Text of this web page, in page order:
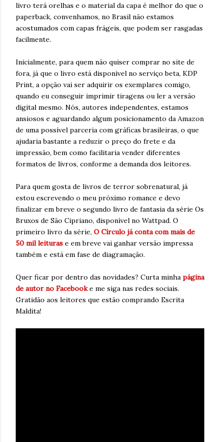
livro terá orelhas e o material da capa é melhor do que o
paperback, convenhamos, no Brasil não estamos
acostumados com capas frágeis, que podem ser rasgadas
facilmente.
Inicialmente, para quem não quiser comprar no site de
fora, já que o livro está disponível no serviço beta, KDP
Print, a opção vai ser adquirir os exemplares comigo,
quando eu conseguir imprimir tiragens ou ler a versão
digital mesmo. Nós, autores independentes, estamos
ansiosos e aguardando algum posicionamento da Amazon
de uma possível parceria com gráficas brasileiras, o que
ajudaria bastante a reduzir o preço do frete e da
impressão, bem como facilitaria vender diferentes
formatos de livros, conforme a demanda dos leitores.
Para quem gosta de livros de terror sobrenatural, já
estou escrevendo o meu próximo romance e devo
finalizar em breve o segundo livro de fantasia da série Os
Bruxos de São Cipriano, disponível no Wattpad. O
primeiro livro da série, O Círculo já conta com mais de
50 mil leituras e em breve vai ganhar versão impressa
também e está em fase de diagramação.
Quer ficar por dentro das novidades? Curta minha página
de autor no Facebooke me siga nas redes sociais.
Gratidão aos leitores que estão comprando Escrita
Maldita!